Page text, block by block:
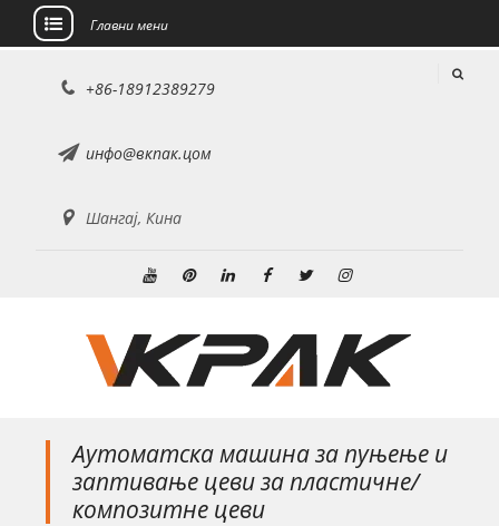
Главни мени
+86-18912389279
инфо@вкпак.цом
Шангај, Кина
Аутоматска машина за пуњење и
заптивање цеви за пластичне/
композитне цеви